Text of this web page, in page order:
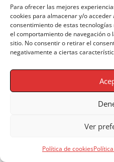
Para ofrecer las mejores
cookies para almacenar y/o
consentimiento de estas
el comportamiento de navegación o
sitio. No consentir o retirar el
negativamente a ciertas
Ver
Política de cookies
corresponde, para cada
superficie y cumple entre
funciones: Soportar el
©2022 DFSK Madrid –
Política